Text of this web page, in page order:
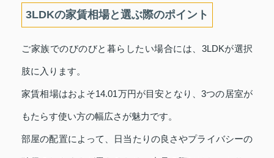
3LDKの家賃相場と選ぶ際のポイント
ご家族でのびのびと暮らしたい場合には、3LDKが選択
肢に入ります。
家賃相場はおよそ14.01万円が目安となり、3つの居室が
もたらす使い方の幅広さが魅力です。
部屋の配置によって、日当たりの良さやプライバシーの